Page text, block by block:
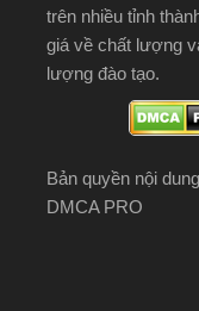
trên nhiều tỉnh
giá về chất lượng
lượng đào tạo.
Bản quyền nội
DMCA PRO